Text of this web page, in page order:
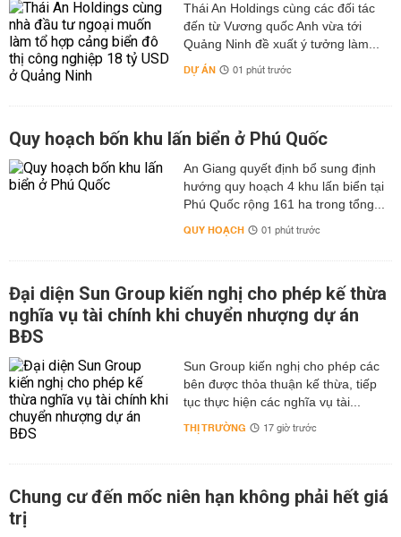
Thái An Holdings cùng các đối tác
đến từ Vương quốc Anh vừa tới
Quảng Ninh đề xuất ý tưởng làm...
DỰ ÁN 01 phút trước
Quy hoạch bốn khu lấn biển ở Phú Quốc
An Giang quyết định bổ sung định
hướng quy hoạch 4 khu lấn biển tại
Phú Quốc rộng 161 ha trong tổng...
QUY HOẠCH 01 phút trước
Đại diện Sun Group kiến nghị cho phép kế thừa
nghĩa vụ tài chính khi chuyển nhượng dự án
BĐS
Sun Group kiến nghị cho phép các
bên được thỏa thuận kế thừa, tiếp
tục thực hiện các nghĩa vụ tài...
THỊ TRƯỜNG 17 giờ trước
Chung cư đến mốc niên hạn không phải hết giá
trị